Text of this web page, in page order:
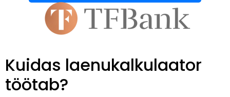
Kuidas laenukalkulaator
töötab?